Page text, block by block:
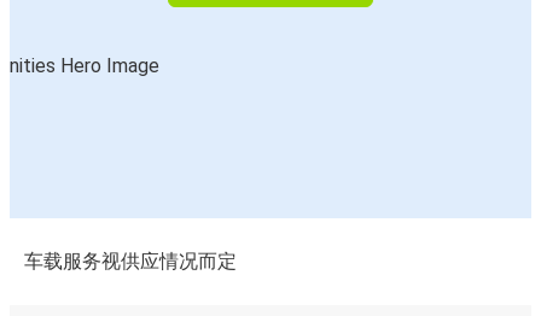
车载服务视供应情况而定